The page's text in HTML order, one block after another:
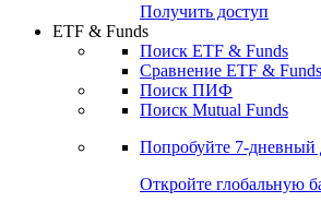
Получить доступ
ETF & Funds
Поиск ETF & Funds
Сравнение ETF & Funds
Поиск ПИФ
Поиск Mutual Funds
Попробуйте 7-дневный
Откройте глобальную